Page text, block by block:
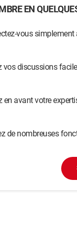
EN
vous
vos discussions
en avant votre
de nombreuses